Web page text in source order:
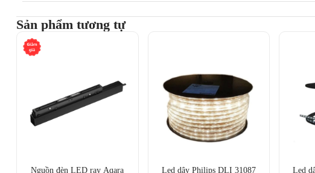
100–240V AC, 50/60Hz
Kích thước 107 x 107 x 121 mm
400g
Sản phẩm tương tự
Nguồn đèn LED ray Aqara
Led dây Philips DLI 31087
Led